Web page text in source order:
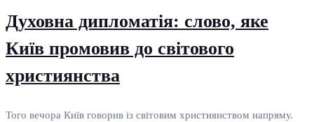
Духовна дипломатія: слово, яке
Київ промовив до світового
християнства
Того вечора Київ говорив із світовим християнством напряму.